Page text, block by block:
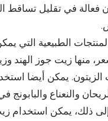
فعالة في تقليل تساقط
الطبيعية التي
منها زيت جوز الهند
يمكن أيضا
والنعناع والبابونج
إلى ذلك، يمكن استخدام